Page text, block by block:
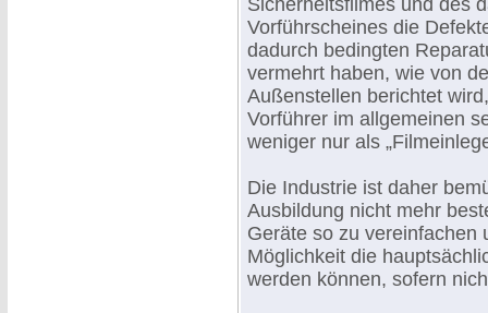
Sicherheitsfilmes und des
Vorführscheines die
dadurch bedingten
vermehrt haben, wie von
Außenstellen berichtet
Vorführer im allgemeinen
weniger nur als
Die Industrie ist daher
Ausbildung nicht mehr
Geräte so zu vereinfachen
Möglichkeit die
werden können, sofern